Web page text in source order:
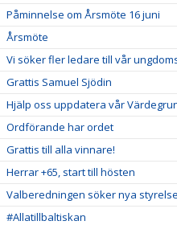
Påminnelse om Årsmöte 16 juni
Årsmöte
Vi söker fler ledare till vår
Grattis Samuel Sjödin
Hjälp oss uppdatera vår
Ordförande har ordet
Grattis till alla vinnare!
Herrar +65, start till hösten
Valberedningen söker nya
#Allatillbaltiskan